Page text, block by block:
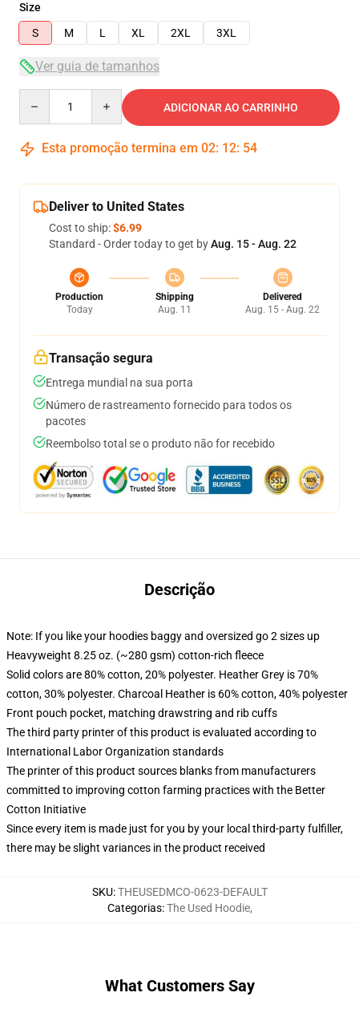
Size
S
M L XL 2XL 3XL
Ver guia de tamanhos
ADICIONAR AO CARRINHO
Esta promoção termina em 02: 12: 54
Deliver to United States
Cost to ship:$6.99
Standard - Order today to get byAug. 15 - Aug. 22
Production
Today
Shipping
Aug. 11
Delivered
Aug. 15 - Aug. 22
Transação segura
Entrega mundial na sua porta
Número de rastreamento fornecido para todos os
pacotes
Reembolso total se o produto não for recebido
Descrição
Note: If you like your hoodies baggy and oversized go 2 sizes up
Heavyweight 8.25 oz. (~280 gsm) cotton-rich fleece
Solid colors are 80% cotton, 20% polyester. Heather Grey is 70%
cotton, 30% polyester. Charcoal Heather is 60% cotton, 40% polyester
Front pouch pocket, matching drawstring and rib cuffs
The third party printer of this product is evaluated according to
International Labor Organization standards
The printer of this product sources blanks from manufacturers
committed to improving cotton farming practices with the Better
Cotton Initiative
Since every item is made just for you by your local third-party fulfiller,
there may be slight variances in the product received
SKU:THEUSEDMCO-0623-DEFAULT
Categorias:The Used Hoodie,
What Customers Say